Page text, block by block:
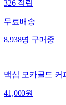
326적립
무료배송
8,938명구매중
맥심 모카골드 커
41,000원